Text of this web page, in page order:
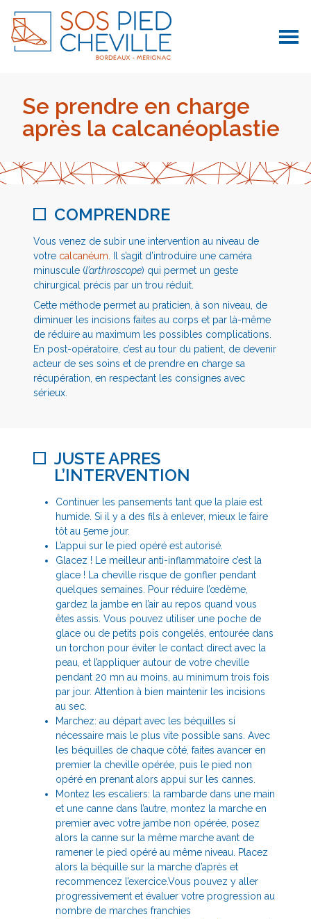
Se prendre en charge
après la calcanéoplastie
COMPRENDRE
Vous venez de subir une intervention au niveau de
votre calcanéum . Il s’agit d’introduire une caméra
minuscule (l’arthroscope) qui permet un geste
chirurgical précis par un trou réduit.
Cette méthode permet au praticien, à son niveau, de
diminuer les incisions faites au corps et par là-même
de réduire au maximum les possibles complications.
En post-opératoire, c’est au tour du patient, de devenir
acteur de ses soins et de prendre en charge sa
récupération, en respectant les consignes avec
sérieux.
JUSTE APRES
L’INTERVENTION
Continuer les pansements tant que la plaie est
humide. Si il y a des fils à enlever, mieux le faire
tôt au 5eme jour.
L’appui sur le pied opéré est autorisé.
Glacez ! Le meilleur anti-inflammatoire c’est la
glace ! La cheville risque de gonfler pendant
quelques semaines. Pour réduire l’œdème,
gardez la jambe en l’air au repos quand vous
êtes assis. Vous pouvez utiliser une poche de
glace ou de petits pois congelés, entourée dans
un torchon pour éviter le contact direct avec la
peau, et l’appliquer autour de votre cheville
pendant 20 mn au moins, au minimum trois fois
par jour. Attention à bien maintenir les incisions
au sec.
Marchez: au départ avec les béquilles si
nécessaire mais le plus vite possible sans. Avec
les béquilles de chaque côté, faites avancer en
premier la cheville opérée, puis le pied non
opéré en prenant alors appui sur les cannes.
Montez les escaliers: la rambarde dans une main
et une canne dans l’autre, montez la marche en
premier avec votre jambe non opérée, posez
alors la canne sur la même marche avant de
ramener le pied opéré au même niveau. Placez
alors la béquille sur la marche d’après et
recommencez l’exercice.Vous pouvez y aller
progressivement et évaluer votre progression au
nombre de marches franchies